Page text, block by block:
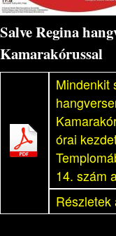
Salve Regina
Kamarakórussal
Mindenkit
órai
14. szám
Részletek